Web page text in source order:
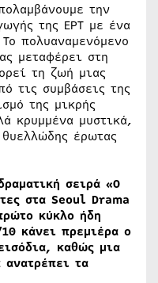
την
της ΕΡΤ με ένα
πολυαναμενόμενο
μεταφέρει στη
τη ζωή μιας
τις συμβάσεις της
της μικρής
κρυμμένα μυστικά,
έρωτας
σειρά «Ο
στα Seoul Drama
κύκλο ήδη
κάνει πρεμιέρα ο
καθώς μια
τα